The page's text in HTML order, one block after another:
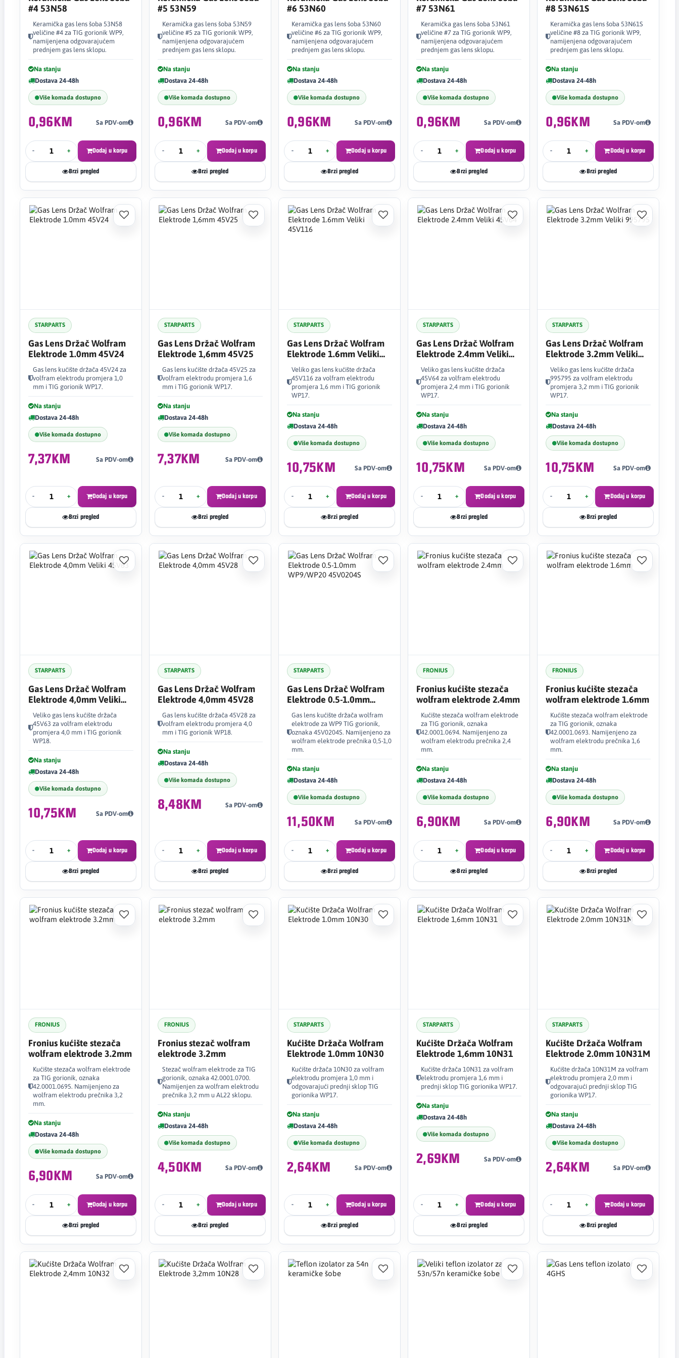
#4 53N58
Keramička gas lens šoba 53N58
veličine #4 za TIG gorionik WP9,
namijenjena odgovarajućem
prednjem gas lens sklopu.
Na stanju
Dostava 24-48h
Više komada dostupno
0,96KM Sa PDV-om
- + Dodaj u korpu
Brzi pregled
#5 53N59
Keramička gas lens šoba 53N59
veličine #5 za TIG gorionik WP9,
namijenjena odgovarajućem
prednjem gas lens sklopu.
Na stanju
Dostava 24-48h
Više komada dostupno
0,96KM Sa PDV-om
- + Dodaj u korpu
Brzi pregled
#6 53N60
Keramička gas lens šoba 53N60
veličine #6 za TIG gorionik WP9,
namijenjena odgovarajućem
prednjem gas lens sklopu.
Na stanju
Dostava 24-48h
Više komada dostupno
0,96KM Sa PDV-om
- + Dodaj u korpu
Brzi pregled
#7 53N61
Keramička gas lens šoba 53N61
veličine #7 za TIG gorionik WP9,
namijenjena odgovarajućem
prednjem gas lens sklopu.
Na stanju
Dostava 24-48h
Više komada dostupno
0,96KM Sa PDV-om
- + Dodaj u korpu
Brzi pregled
#8 53N61S
Keramička gas lens šoba 53N61S
veličine #8 za TIG gorionik WP9,
namijenjena odgovarajućem
prednjem gas lens sklopu.
Na stanju
Dostava 24-48h
Više komada dostupno
0,96KM Sa PDV-om
- + Dodaj u korpu
Brzi pregled
STARPARTS
Gas Lens Držač Wolfram
Elektrode 1.0mm 45V24
Gas lens kućište držača 45V24 za
volfram elektrodu promjera 1,0
mm i TIG gorionik WP17.
Na stanju
Dostava 24-48h
Više komada dostupno
7,37KM Sa PDV-om
- + Dodaj u korpu
Brzi pregled
STARPARTS
Gas Lens Držač Wolfram
Elektrode 1,6mm 45V25
Gas lens kućište držača 45V25 za
volfram elektrodu promjera 1,6
mm i TIG gorionik WP17.
Na stanju
Dostava 24-48h
Više komada dostupno
7,37KM Sa PDV-om
- + Dodaj u korpu
Brzi pregled
STARPARTS
Gas Lens Držač Wolfram
Elektrode 1.6mm Veliki
45V116
Veliko gas lens kućište držača
45V116 za volfram elektrodu
promjera 1,6 mm i TIG gorionik
WP17.
Na stanju
Dostava 24-48h
Više komada dostupno
10,75KM Sa PDV-om
- + Dodaj u korpu
Brzi pregled
STARPARTS
Gas Lens Držač Wolfram
Elektrode 2.4mm Veliki
45V64
Veliko gas lens kućište držača
45V64 za volfram elektrodu
promjera 2,4 mm i TIG gorionik
WP17.
Na stanju
Dostava 24-48h
Više komada dostupno
10,75KM Sa PDV-om
- + Dodaj u korpu
Brzi pregled
STARPARTS
Gas Lens Držač Wolfram
Elektrode 3.2mm Veliki
995795
Veliko gas lens kućište držača
995795 za volfram elektrodu
promjera 3,2 mm i TIG gorionik
WP17.
Na stanju
Dostava 24-48h
Više komada dostupno
10,75KM Sa PDV-om
- + Dodaj u korpu
Brzi pregled
STARPARTS
Gas Lens Držač Wolfram
Elektrode 4,0mm Veliki
45V63
Veliko gas lens kućište držača
45V63 za volfram elektrodu
promjera 4,0 mm i TIG gorionik
WP18.
Na stanju
Dostava 24-48h
Više komada dostupno
10,75KM Sa PDV-om
- + Dodaj u korpu
Brzi pregled
STARPARTS
Gas Lens Držač Wolfram
Elektrode 4,0mm 45V28
Gas lens kućište držača 45V28 za
volfram elektrodu promjera 4,0
mm i TIG gorionik WP18.
Na stanju
Dostava 24-48h
Više komada dostupno
8,48KM Sa PDV-om
- + Dodaj u korpu
Brzi pregled
STARPARTS
Gas Lens Držač Wolfram
Elektrode 0.5-1.0mm
WP9/WP20 45V0204S
Gas lens kućište držača wolfram
elektrode za WP9 TIG gorionik,
oznaka 45V0204S. Namijenjeno za
wolfram elektrode prečnika 0,5-1,0
mm.
Na stanju
Dostava 24-48h
Više komada dostupno
11,50KM Sa PDV-om
- + Dodaj u korpu
Brzi pregled
FRONIUS
Fronius kućište stezača
wolfram elektrode 2.4mm
Kućište stezača wolfram elektrode
za TIG gorionik, oznaka
42.0001.0694. Namijenjeno za
wolfram elektrodu prečnika 2,4
mm.
Na stanju
Dostava 24-48h
Više komada dostupno
6,90KM Sa PDV-om
- + Dodaj u korpu
Brzi pregled
FRONIUS
Fronius kućište stezača
wolfram elektrode 1.6mm
Kućište stezača wolfram elektrode
za TIG gorionik, oznaka
42.0001.0693. Namijenjeno za
wolfram elektrodu prečnika 1,6
mm.
Na stanju
Dostava 24-48h
Više komada dostupno
6,90KM Sa PDV-om
- + Dodaj u korpu
Brzi pregled
FRONIUS
Fronius kućište stezača
wolfram elektrode 3.2mm
Kućište stezača wolfram elektrode
za TIG gorionik, oznaka
42.0001.0695. Namijenjeno za
wolfram elektrodu prečnika 3,2
mm.
Na stanju
Dostava 24-48h
Više komada dostupno
6,90KM Sa PDV-om
- + Dodaj u korpu
Brzi pregled
FRONIUS
Fronius stezač wolfram
elektrode 3.2mm
Stezač wolfram elektrode za TIG
gorionik, oznaka 42.0001.0700.
Namijenjen za wolfram elektrodu
prečnika 3,2 mm u AL22 sklopu.
Na stanju
Dostava 24-48h
Više komada dostupno
4,50KM Sa PDV-om
- + Dodaj u korpu
Brzi pregled
STARPARTS
Kućište Držača Wolfram
Elektrode 1.0mm 10N30
Kućište držača 10N30 za volfram
elektrodu promjera 1,0 mm i
odgovarajući prednji sklop TIG
gorionika WP17.
Na stanju
Dostava 24-48h
Više komada dostupno
2,64KM Sa PDV-om
- + Dodaj u korpu
Brzi pregled
STARPARTS
Kućište Držača Wolfram
Elektrode 1,6mm 10N31
Kućište držača 10N31 za volfram
elektrodu promjera 1,6 mm i
prednji sklop TIG gorionika WP17.
Na stanju
Dostava 24-48h
Više komada dostupno
2,69KM Sa PDV-om
- + Dodaj u korpu
Brzi pregled
STARPARTS
Kućište Držača Wolfram
Elektrode 2.0mm 10N31M
Kućište držača 10N31M za volfram
elektrodu promjera 2,0 mm i
odgovarajući prednji sklop TIG
gorionika WP17.
Na stanju
Dostava 24-48h
Više komada dostupno
2,64KM Sa PDV-om
- + Dodaj u korpu
Brzi pregled